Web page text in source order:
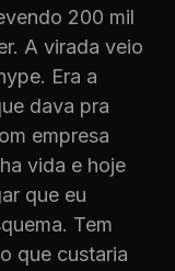
200 mil
A virada veio
Era a
dava pra
empresa
vida e hoje
que eu
Tem
que custaria